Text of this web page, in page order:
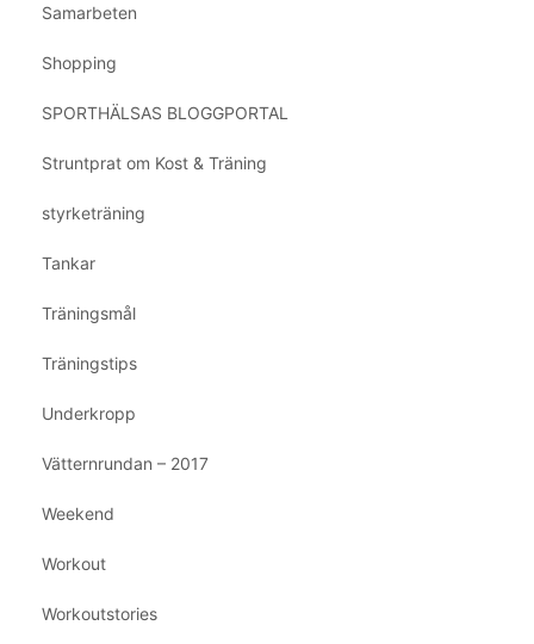
Samarbeten
Shopping
SPORTHÄLSAS BLOGGPORTAL
Struntprat om Kost & Träning
styrketräning
Tankar
Träningsmål
Träningstips
Underkropp
Vätternrundan – 2017
Weekend
Workout
Workoutstories